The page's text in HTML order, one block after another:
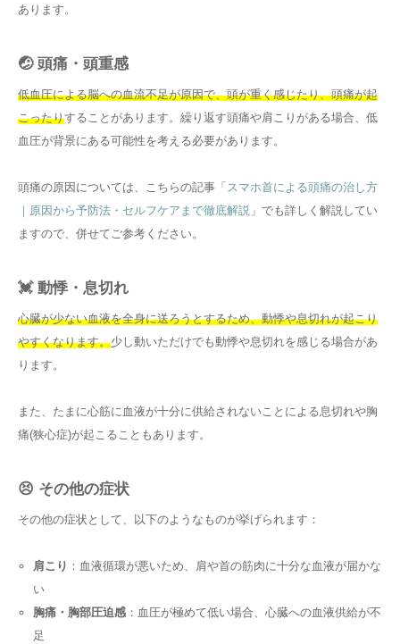
あります。
🤕 頭痛・頭重感
低血圧による脳への血流不足が原因で、頭が重く感じたり、頭痛が起
こったりすることがあります。繰り返す頭痛や肩こりがある場合、低
血圧が背景にある可能性を考える必要があります。
頭痛の原因については、こちらの記事「 スマホ首による頭痛の治し方
｜原因から予防法・セルフケアまで徹底解説 」でも詳しく解説してい
ますので、併せてご参考ください。
💓 動悸・息切れ
心臓が少ない血液を全身に送ろうとするため、動悸や息切れが起こり
やすくなります。少し動いただけでも動悸や息切れを感じる場合があ
ります。
また、たまに心筋に血液が十分に供給されないことによる息切れや胸
痛(狭心症)が起こることもあります。
😣 その他の症状
その他の症状として、以下のようなものが挙げられます：
肩こり ：血液循環が悪いため、肩や首の筋肉に十分な血液が届かな
い
胸痛・胸部圧迫感：血圧が極めて低い場合、心臓への血液供給が不
足